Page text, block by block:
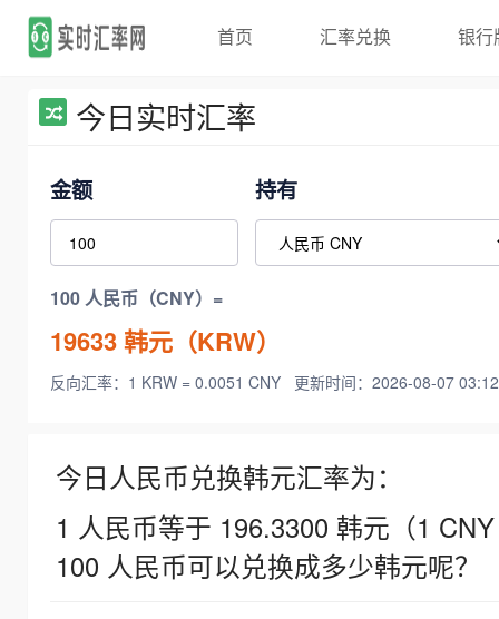
首页 汇率兑换 银行
今日实时汇率
金额 持有
100 人民币（CNY）=
19633韩元（KRW）
反向汇率：1 KRW = 0.0051 CNY 更新时间：2026-08-07
今日人民币兑换韩元汇率为：
1 人民币等于 196.3300 韩元（1
100 人民币可以兑换成多少韩元呢？